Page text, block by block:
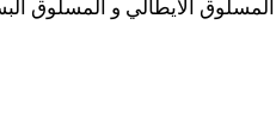
الايطالي و المسلوق